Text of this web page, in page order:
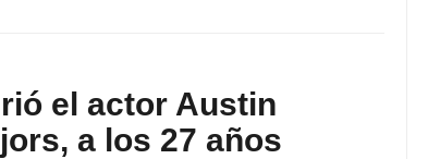
el actor Austin
a los 27 años